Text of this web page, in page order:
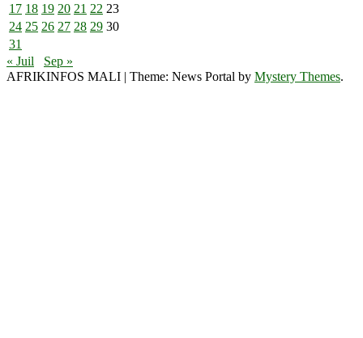
17 18 19 20 21 22 23
24 25 26 27 28 29 30
31
« Juil
Sep »
AFRIKINFOS MALI | Theme: News Portal by Mystery Themes.